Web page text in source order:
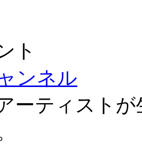
ト
ンネル
ーティスト